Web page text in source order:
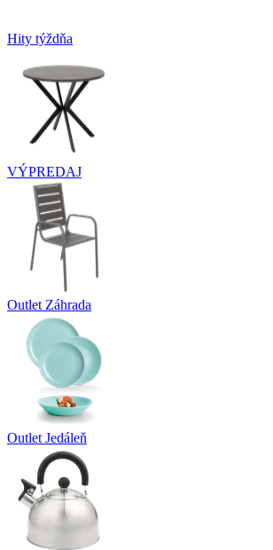
Hity týždňa
VÝPREDAJ
Outlet Záhrada
Outlet Jedáleň